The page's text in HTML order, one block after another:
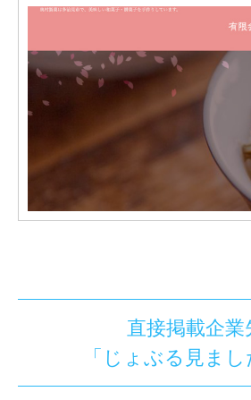
直接掲載企
「じょぶる見ま